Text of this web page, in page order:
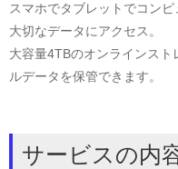
スマホでタブレットでコンピ
大切なデータにアクセス。
大容量4TBのオンラインス
ルデータを保管できます。
サービスの内